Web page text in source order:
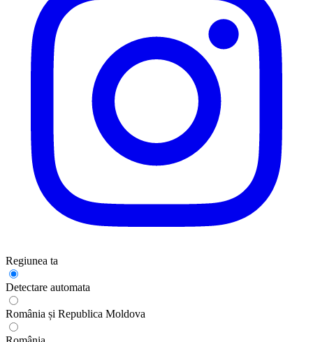
Regiunea ta
Detectare automata
România și Republica Moldova